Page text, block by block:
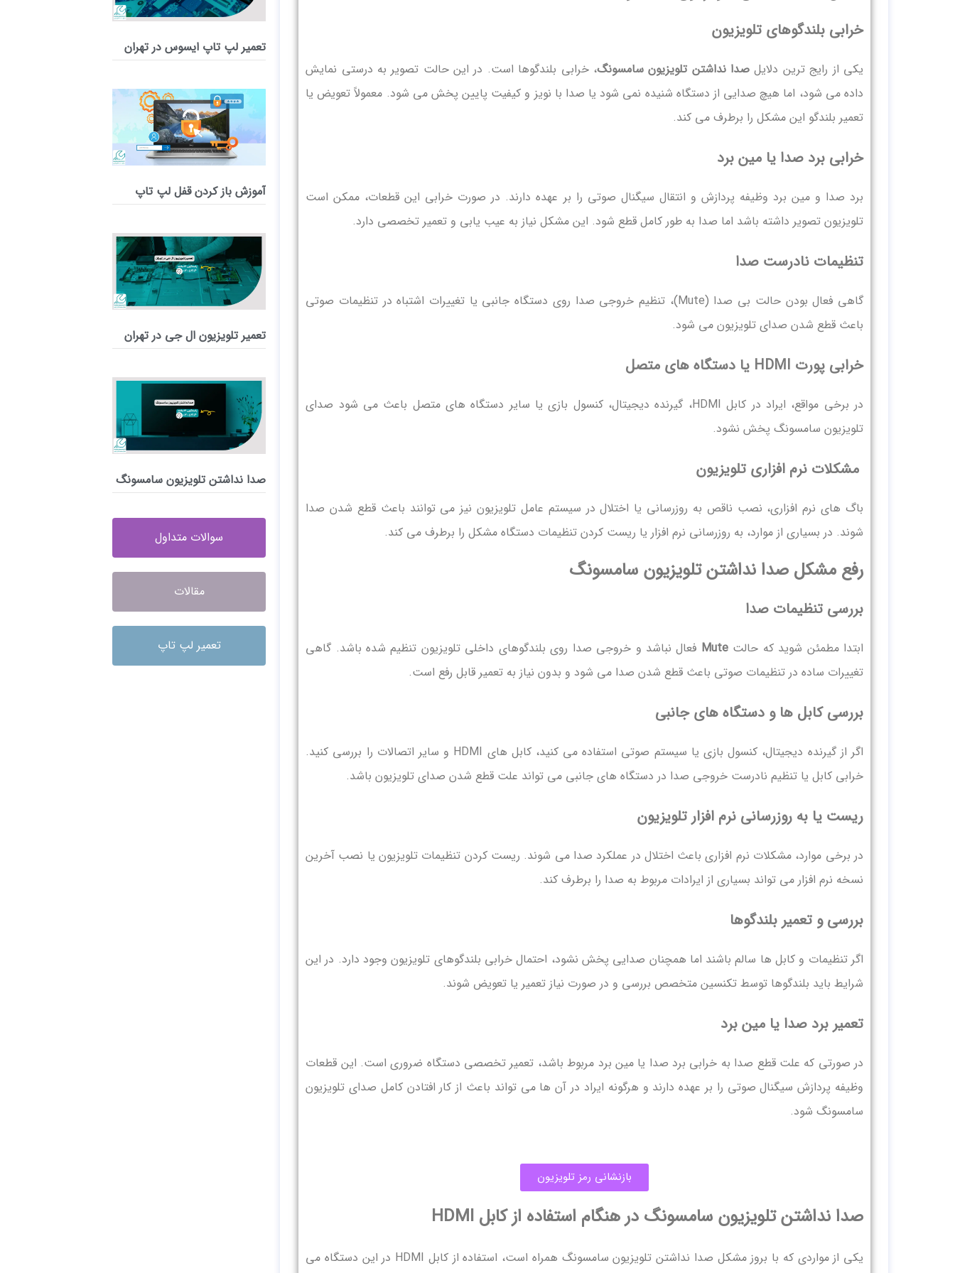
خرابی بلندگوهای تلویزیون
یکی از رایج ترین دلایل صدا نداشتن تلویزیون سامسونگ، خرابی بلندگوها است. در این حالت تصویر به درستی نمایش
داده می شود، اما هیچ صدایی از دستگاه شنیده نمی شود یا صدا با نویز و کیفیت پایین پخش می شود. معمولاً تعویض یا
تعمیر بلندگو این مشکل را برطرف می کند.
خرابی برد صدا یا مین برد
برد صدا و مین برد وظیفه پردازش و انتقال سیگنال صوتی را بر عهده دارند. در صورت خرابی این قطعات، ممکن است
تلویزیون تصویر داشته باشد اما صدا به طور کامل قطع شود. این مشکل نیاز به عیب یابی و تعمیر تخصصی دارد.
تنظیمات نادرست صدا
گاهی فعال بودن حالت بی صدا (Mute)، تنظیم خروجی صدا روی دستگاه جانبی یا تغییرات اشتباه در تنظیمات صوتی
باعث قطع شدن صدای تلویزیون می شود.
خرابی پورت HDMI یا دستگاه های متصل
در برخی مواقع، ایراد در کابل HDMI، گیرنده دیجیتال، کنسول بازی یا سایر دستگاه های متصل باعث می شود صدای
تلویزیون سامسونگ پخش نشود.
مشکلات نرم افزاری تلویزیون
باگ های نرم افزاری، نصب ناقص به روزرسانی یا اختلال در سیستم عامل تلویزیون نیز می توانند باعث قطع شدن صدا
شوند. در بسیاری از موارد، به روزرسانی نرم افزار یا ریست کردن تنظیمات دستگاه مشکل را برطرف می کند.
رفع مشکل صدا نداشتن تلویزیون سامسونگ
بررسی تنظیمات صدا
ابتدا مطمئن شوید که حالتMute فعال نباشد و خروجی صدا روی بلندگوهای داخلی تلویزیون تنظیم شده باشد. گاهی
تغییرات ساده در تنظیمات صوتی باعث قطع شدن صدا می شود و بدون نیاز به تعمیر قابل رفع است.
بررسی کابل ها و دستگاه های جانبی
اگر از گیرنده دیجیتال، کنسول بازی یا سیستم صوتی استفاده می کنید، کابل های HDMI و سایر اتصالات را بررسی کنید.
خرابی کابل یا تنظیم نادرست خروجی صدا در دستگاه های جانبی می تواند علت قطع شدن صدای تلویزیون باشد.
ریست یا به روزرسانی نرم افزار تلویزیون
در برخی موارد، مشکلات نرم افزاری باعث اختلال در عملکرد صدا می شوند. ریست کردن تنظیمات تلویزیون یا نصب آخرین
نسخه نرم افزار می تواند بسیاری از ایرادات مربوط به صدا را برطرف کند.
بررسی و تعمیر بلندگوها
اگر تنظیمات و کابل ها سالم باشند اما همچنان صدایی پخش نشود، احتمال خرابی بلندگوهای تلویزیون وجود دارد. در این
شرایط باید بلندگوها توسط تکنسین متخصص بررسی و در صورت نیاز تعمیر یا تعویض شوند.
تعمیر برد صدا یا مین برد
در صورتی که علت قطع صدا به خرابی برد صدا یا مین برد مربوط باشد، تعمیر تخصصی دستگاه ضروری است. این قطعات
وظیفه پردازش سیگنال صوتی را بر عهده دارند و هرگونه ایراد در آن ها می تواند باعث از کار افتادن کامل صدای تلویزیون
سامسونگ شود.
بازنشانی رمز تلویزیون
صدا نداشتن تلویزیون سامسونگ در هنگام استفاده از کابل HDMI
یکی از مواردی که با بروز مشکل صدا نداشتن تلویزیون سامسونگ همراه است، استفاده از کابل HDMI در این دستگاه می
تعمیر لپ‌ تاپ ایسوس در تهران
آموزش باز کردن قفل لپ تاپ
تعمیر تلویزیون ال جی در تهران
صدا نداشتن تلویزیون سامسونگ
سوالات متداول
مقالات
تعمیر لپ تاپ